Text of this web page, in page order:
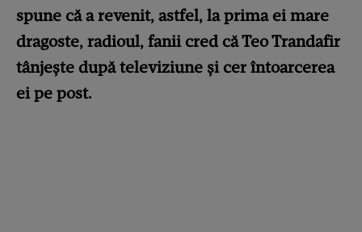
spune că a revenit, astfel, la prima ei mare
dragoste, radioul, fanii cred că Teo Trandafir
tânjește după televiziune și cer întoarcerea
ei pe post.